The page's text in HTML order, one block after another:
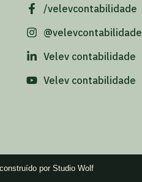
/velevcontabilidade
@velevcontabilidade
Velev contabilidade
Velev contabilidade
por Studio Wolf